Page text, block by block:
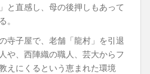
と直感し、母の後押しもあって
。
寺子屋で、老舗「龍村」を引退
や、西陣織の職人、芸大からフ
えにくるという恵まれた環境